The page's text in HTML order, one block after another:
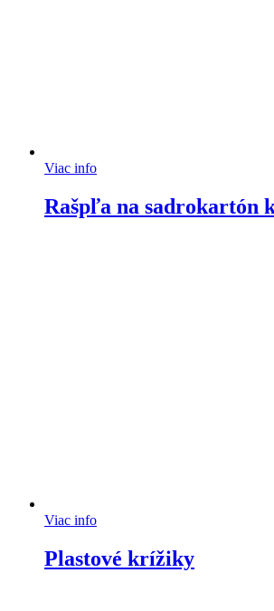
Viac info
Rašpľa na sadrokartón
Viac info
Plastové krížiky